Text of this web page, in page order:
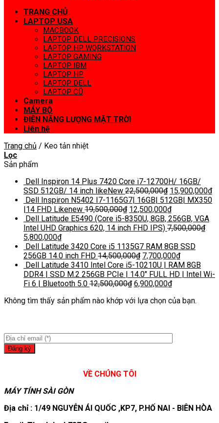
TRANG CHỦ
LAPTOP USA
MACBOOK
LAPTOP DELL PRECISIONS
LAPTOP HP WORKSTATION
LAPTOP GAMING
LAPTOP IBM
LAPTOP HP
LAPTOP DELL
LAPTOP CŨ
Camera
MÁY BỘ
ĐIỆN NĂNG LƯỢNG MẶT TRỜI
Liên hệ
Trang chủ / Keo tản nhiệt
Lọc
Sản phẩm
Dell Inspiron 14 Plus 7420 Core i7-12700H/ 16GB/
SSD 512GB/ 14 inch likeNew 22,500,000₫ 15,900,000₫
Dell Inspiron N5402 I7-1165G7| 16GB| 512GB| MX350
|14 FHD Likenew 19,500,000₫ 12,500,000₫
Dell Latitude E5490 (Core i5-8350U, 8GB, 256GB, VGA
Intel UHD Graphics 620, 14 inch FHD IPS) 7,500,000₫
5,800,000₫
Dell Latitude 3420 Core i5 1135G7 RAM 8GB SSD
256GB 14.0 inch FHD 14,500,000₫ 7,700,000₫
Dell Latitude 3410 Intel Core i5-10210U | RAM 8GB
DDR4 | SSD M.2 256GB PCIe | 14.0″ FULL HD | Intel Wi-
Fi 6 | Bluetooth 5.0 12,500,000₫ 6,900,000₫
Không tìm thấy sản phẩm nào khớp với lựa chọn của bạn.
VỀ CHÚNG TÔI
MÁY TÍNH SÀI GÒN
Địa chỉ : 1/49 NGUYỄN ÁI QUỐC ,KP7, P.HỐ NAI - BIÊN HÒA